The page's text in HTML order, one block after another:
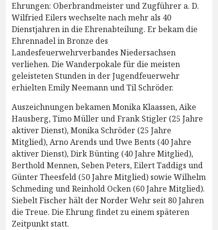
Ehrungen: Oberbrandmeister und Zugführer a. D.
Wilfried Eilers wechselte nach mehr als 40
Dienstjahren in die Ehrenabteilung. Er bekam die
Ehrennadel in Bronze des
Landesfeuerwehrverbandes Niedersachsen
verliehen. Die Wanderpokale für die meisten
geleisteten Stunden in der Jugendfeuerwehr
erhielten Emily Neemann und Til Schröder.
Auszeichnungen bekamen Monika Klaassen, Aike
Hausberg, Timo Müller und Frank Stigler (25 Jahre
aktiver Dienst), Monika Schröder (25 Jahre
Mitglied), Arno Arends und Uwe Bents (40 Jahre
aktiver Dienst), Dirk Bünting (40 Jahre Mitglied),
Berthold Mennen, Seben Peters, Eilert Taddigs und
Günter Theesfeld (50 Jahre Mitglied) sowie Wilhelm
Schmeding und Reinhold Ocken (60 Jahre Mitglied).
Siebelt Fischer hält der Norder Wehr seit 80 Jahren
die Treue. Die Ehrung findet zu einem späteren
Zeitpunkt statt.